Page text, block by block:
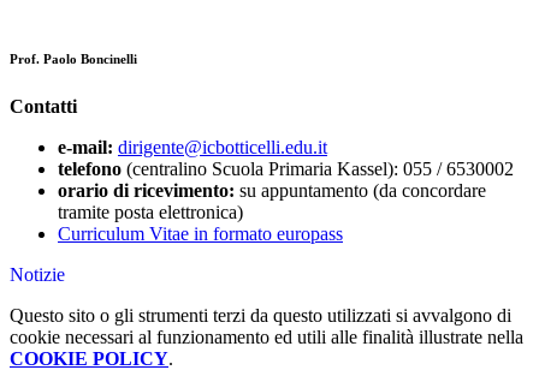
Prof. Paolo Boncinelli
Contatti
e-mail: dirigente@icbotticelli.edu.it
telefono (centralino Scuola Primaria Kassel): 055 / 6530002
orario di ricevimento: su appuntamento (da concordare
tramite posta elettronica)
Curriculum Vitae in formato europass
Notizie
Questo sito o gli strumenti terzi da questo utilizzati si avvalgono di
cookie necessari al funzionamento ed utili alle finalità illustrate nella
COOKIE POLICY.